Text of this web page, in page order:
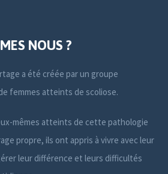
NOUS ?
a été créée par un groupe
femmes atteints de scoliose.
mêmes atteints de cette pathologie
propre, ils ont appris à vivre avec leur
leur différence et leurs difficultés